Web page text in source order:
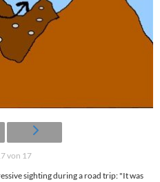
von 17
sighting during a road trip: "It was